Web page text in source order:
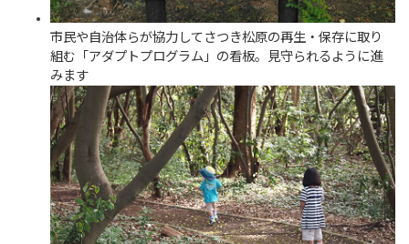
市民や自治体らが協力してさつき松原の再生・保存に取り
組む「アダプトプログラム」の看板。見守られるように進
みます